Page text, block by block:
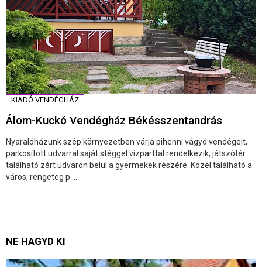
KIADÓ VENDÉGHÁZ
Álom-Kuckó Vendégház Békésszentandrás
Nyaralóházunk szép környezetben várja pihenni vágyó vendégeit,
parkosított udvarral saját stéggel vízparttal rendelkezik, játszótér
található zárt udvaron belül a gyermekek részére. Közel található a
város, rengeteg p ...
NE HAGYD KI